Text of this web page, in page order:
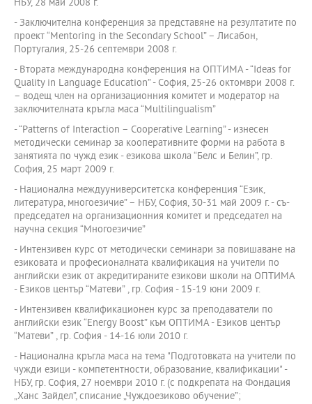
НБУ, 28 май 2008 г.
- Заключителна конференция за представяне на резултатите по
проект “Mentoring in the Secondary School” – Лисабон,
Португалия, 25-26 септември 2008 г.
- Втората международна конференция на ОПТИМА - “Ideas for
Quality in Language Education” - София, 25-26 октомври 2008 г.
– водещ член на организационния комитет и модератор на
заключителната кръгла маса “Multilingualism”
- “Patterns of Interaction – Cooperative Learning” - изнесен
методически семинар за кооперативните форми на работа в
занятията по чужд език - езикова школа “Белс и Белин”, гр.
София, 25 март 2009 г.
- Национална междууниверситетска конференция “Език,
литература, многоезичие” – НБУ, София, 30-31 май 2009 г. - съ-
председател на организационния комитет и председател на
научна секция “Многоезичие”
- Интензивен курс от методически семинари за повишаване на
езиковата и професионалната квалификация на учители по
английски език от акредитираните езикови школи на ОПТИМА
- Езиков център “Матеви” , гр. София - 15-19 юни 2009 г.
- Интензивен квалификационен курс за преподаватели по
английски език “Energy Boost” към ОПТИМА - Езиков център
“Матеви” , гр. София - 14-16 юли 2010 г.
- Национална кръгла маса на тема "Подготовката на учители по
чужди езици - компетентности, образование, квалификации" -
НБУ, гр. София, 27 ноември 2010 г. (с подкрепата на Фондация
„Ханс Зайдел”, списание „Чуждоезиково обучение”;